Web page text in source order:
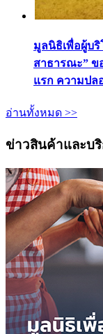
มูลนิธิเพื่อผู้บ
สาธารณะ” ข
แรก ความปล
อ่านทั้งหมด >>
ข่าวสินค้าและบริ